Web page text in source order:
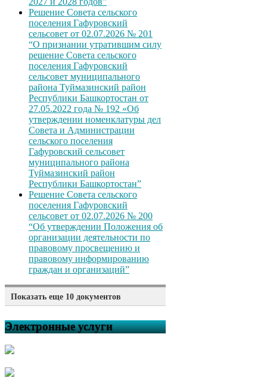
Решение Совета сельского
поселения Гафуровский
сельсовет от 02.07.2026 № 201
“О признании утратившим силу
решение Совета сельского
поселения Гафуровский
сельсовет муниципального
района Туймазинский район
Республики Башкортостан от
27.05.2022 года № 192 «Об
утверждении номенклатуры дел
Совета и Администрации
сельского поселения
Гафуровский сельсовет
муниципального района
Туймазинский район
Республики Башкортостан”
Решение Совета сельского
поселения Гафуровский
сельсовет от 02.07.2026 № 200
“Об утверждении Положения об
организации деятельности по
правовому просвещению и
правовому информированию
граждан и организаций”
Показать еще 10 документов
поселения Гафуровский
сельсовет от 02.07.2026 № 199
Электронные услуги